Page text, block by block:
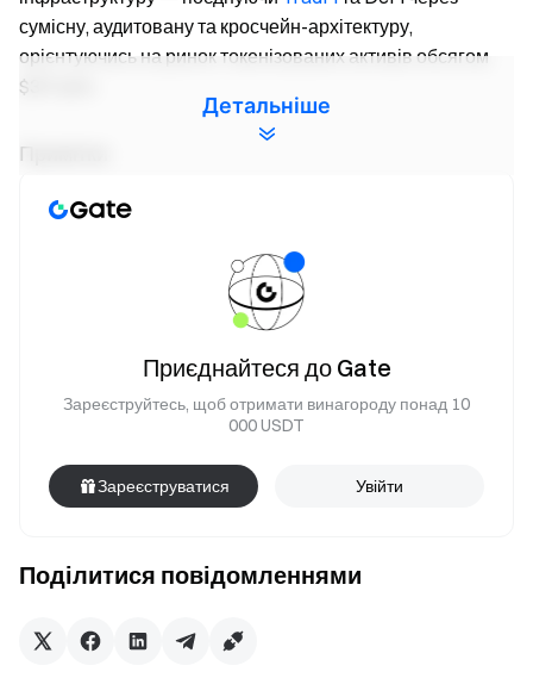
сумісну, аудитовану та кросчейн-архітектуру,
орієнтуючись на ринок токенізованих активів обсягом
$30 трлн.
Примітки
1.Для забезпечення справедливості будь-яка спроба
2.Попередження про ризики: будь ласка, враховуйте, що
торгівля криптовалютою залежить від ринкових умов,
волатильним, а цінові коливання —
непередбачуваними. Завжди будьте обережні та
3.Відмова від відповідальності: користувачі у Великій
Британії та інших регіонах з обмеженнями не можуть
Команда Gate
Детальніше
Поділитися повідомленнями
Приєднайтеся до Gate
Зареєструйтесь, щоб отримати винагороду понад 10
000 USDT
Зареєструватися Увійти